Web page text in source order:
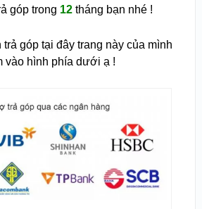
góp trong 12tháng bạn nhé !
góp tại đây trang này của mình
vào hình phía dưới ạ !